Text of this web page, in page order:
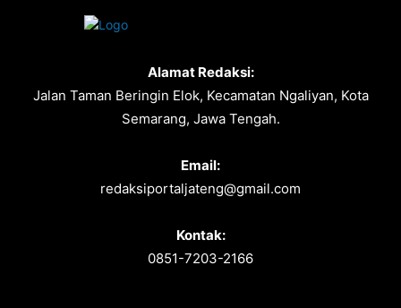
Alamat Redaksi:
Jalan Taman Beringin Elok, Kecamatan Ngaliyan, Kota
Semarang, Jawa Tengah.
Email:
redaksiportaljateng@gmail.com
Kontak:
0851-7203-2166